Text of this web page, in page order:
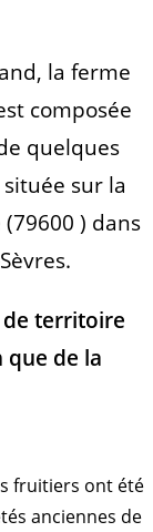
la ferme
composée
quelques
sur la
) dans
de territoire
de la
fruitiers ont été
anciennes de